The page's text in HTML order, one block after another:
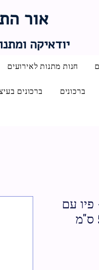
אור
יודאיקה
חנות מתנות לאירועים
ברכונים ברכונים
עם